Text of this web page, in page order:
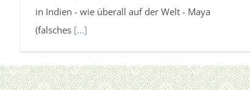
in Indien - wie überall auf der Welt - Maya
(falsches [...]